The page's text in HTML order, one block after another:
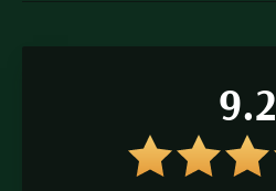
9.2